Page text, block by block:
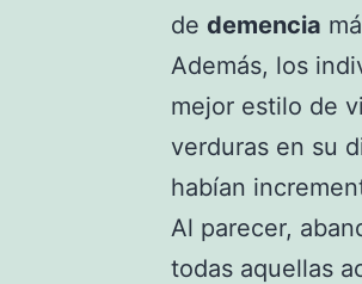
de demencia
Además, los
mejor estilo de
verduras en su
habían
Al parecer,
todas aquellas